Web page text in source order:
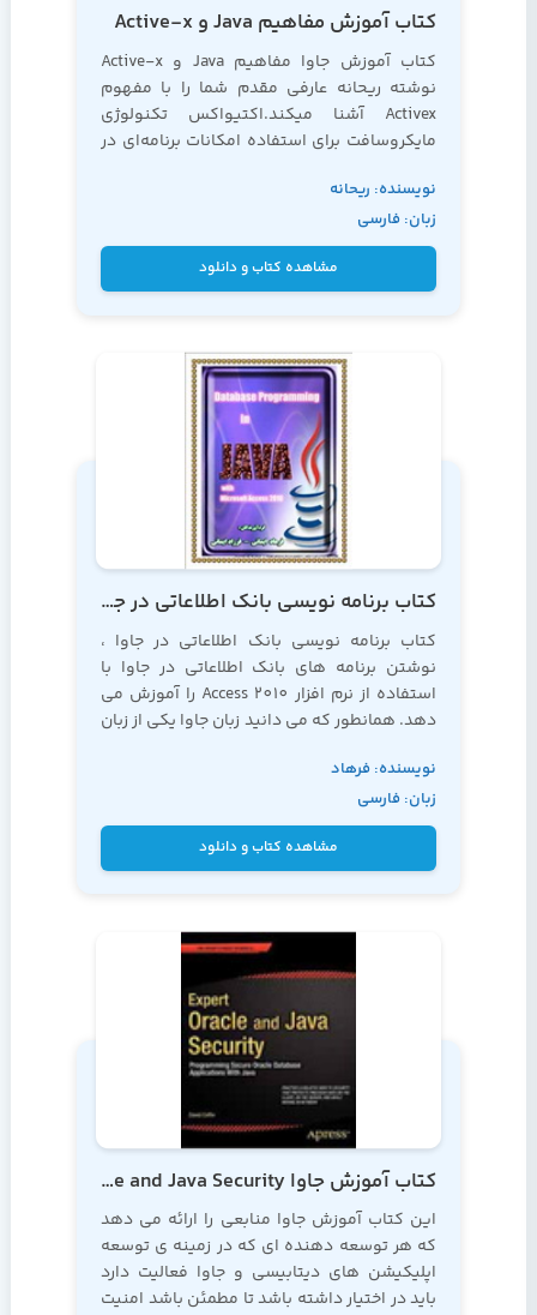
کتاب آموزش مفاهیم Java و Active-x
کتاب آموزش جاوا مفاهیم Java و Active-x
نوشته ریحانه عارفی مقدم شما را با مفهوم
Activex آشنا میکند.اکتیواکس تکنولوژی
مایکروسافت برای استفاده امکانات برنامه‌ای در
تکنولوژی کافیست کتاب آموزش جاوا معرفی
شده را مطالعه کنید.
نویسنده: ریحانه
عارفی مقدم
زبان: فارسی
مشاهده کتاب و دانلود
کتاب برنامه نویسی بانک اطلاعاتی در جاوا با مایکروسافت اکسس 2010
کتاب برنامه نویسی بانک اطلاعاتی در جاوا ،
نوشتن برنامه های بانک اطلاعاتی در جاوا با
استفاده از نرم افزار Access 2010 را آموزش می
دهد. همانطور که می دانید زبان جاوا یکی از زبان
دارای قدرت بسیاری می باشد.
نویسنده: فرهاد
ایمانی
زبان: فارسی
مشاهده کتاب و دانلود
کتاب آموزش جاوا Expert Oracle and Java Security
این کتابآموزش جاوا منابعی را ارائه می دهد
که هر توسعه دهنده ای که در زمینه ی توسعه
اپلیکیشن های دیتابیسی و جاوا فعالیت دارد
باید در اختیار داشته باشد تا مطمئن باشد امنیت